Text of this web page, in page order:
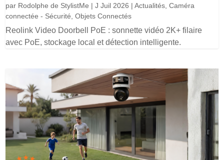
par Rodolphe de StylistMe |J Juil 2026 |Actualités ,Caméra
connectée - Sécurité ,Objets Connectés
Reolink Video Doorbell PoE : sonnette vidéo 2K+ filaire
avec PoE, stockage local et détection intelligente.